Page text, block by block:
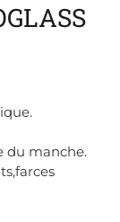
du manche.